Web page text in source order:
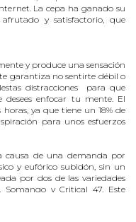
La cepa ha ganado su
y satisfactorio, que
y produce una sensación
garantiza no sentirte débil o
distracciones para que
enfocar tu mente. El
ya que tiene un 18% de
para unos esfuerzos
causa de una demanda por
y eufórico subidón, sin un
por dos de las variedades
Somango y Critical 47. Este